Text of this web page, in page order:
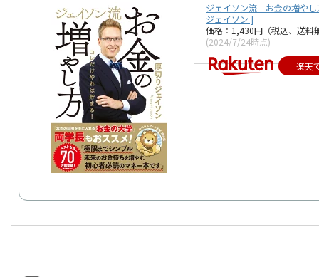
ジェイソン流 お金の増やし
ジェイソン ]
価格：1,430円（税込、送料
(2024/7/24時点)
楽天